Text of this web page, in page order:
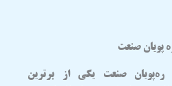
پویان صنعت
ره‌پویان صنعت یکی از برترین